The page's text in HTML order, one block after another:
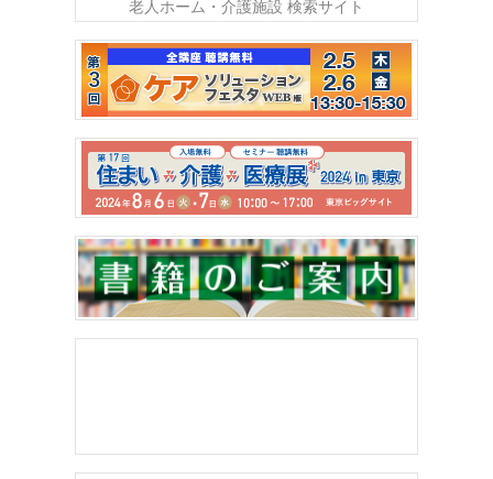
老人ホーム・介護施設 検索サイト